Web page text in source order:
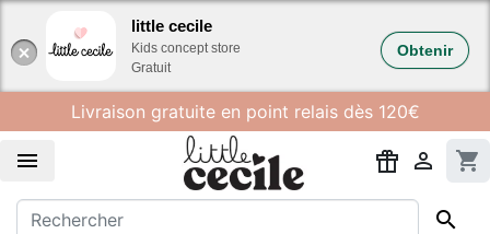
little cecile
Kids concept store
Gratuit
Obtenir
Livraison gratuite en point relais dès 120€
  shopping_cart
